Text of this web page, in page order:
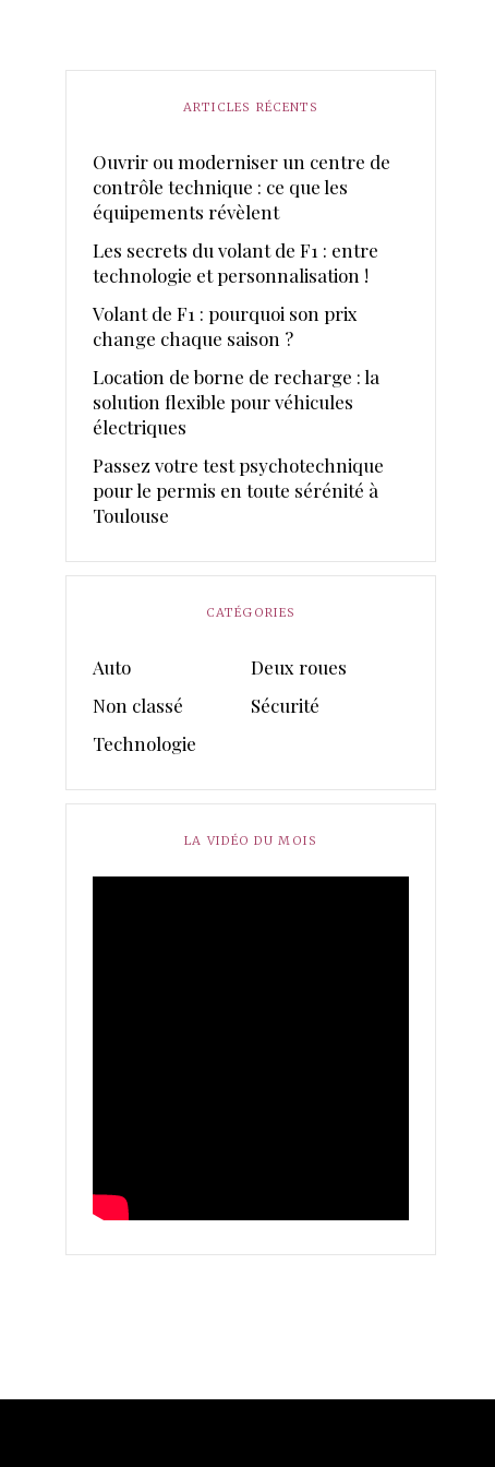
ARTICLES RÉCENTS
Ouvrir ou moderniser un centre de
contrôle technique : ce que les
équipements révèlent
Les secrets du volant de F1 : entre
technologie et personnalisation !
Volant de F1 : pourquoi son prix
change chaque saison ?
Location de borne de recharge : la
solution flexible pour véhicules
électriques
Passez votre test psychotechnique
pour le permis en toute sérénité à
Toulouse
CATÉGORIES
Auto
Deux roues
Non classé
Sécurité
Technologie
LA VIDÉO DU MOIS